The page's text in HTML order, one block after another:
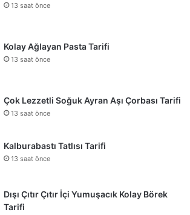
13 saat önce
Kolay Ağlayan Pasta Tarifi
13 saat önce
Çok Lezzetli Soğuk Ayran Aşı Çorbası Tarifi
13 saat önce
Kalburabastı Tatlısı Tarifi
13 saat önce
Dışı Çıtır Çıtır İçi Yumuşacık Kolay Börek
Tarifi